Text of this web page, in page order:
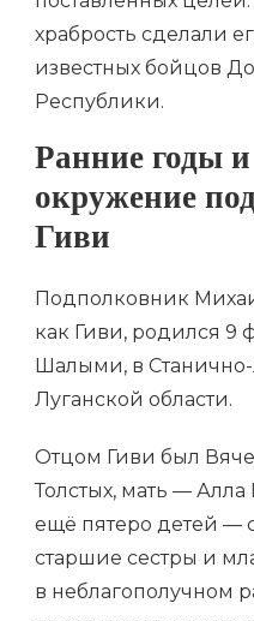
храбрость сделали
известных бойцов
Республики.
Ранние годы
окружение
Гиви
Подполковник
как Гиви, родился 9
Шалыми, в
Луганской области.
Отцом Гиви был
Толстых, мать —
ещё пятеро детей —
старшие сестры и
в неблагополучном